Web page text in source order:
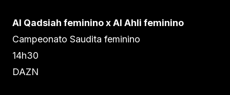
Al Qadsiah feminino x Al Ahli feminino
Campeonato Saudita feminino
14h30
DAZN